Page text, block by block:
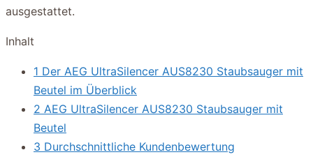
ausgestattet.
Inhalt
1 Der AEG UltraSilencer AUS8230 Staubsauger mit
Beutel im Überblick
2 AEG UltraSilencer AUS8230 Staubsauger mit
Beutel
3 Durchschnittliche Kundenbewertung